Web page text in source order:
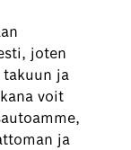
joten
ja
voit
ja